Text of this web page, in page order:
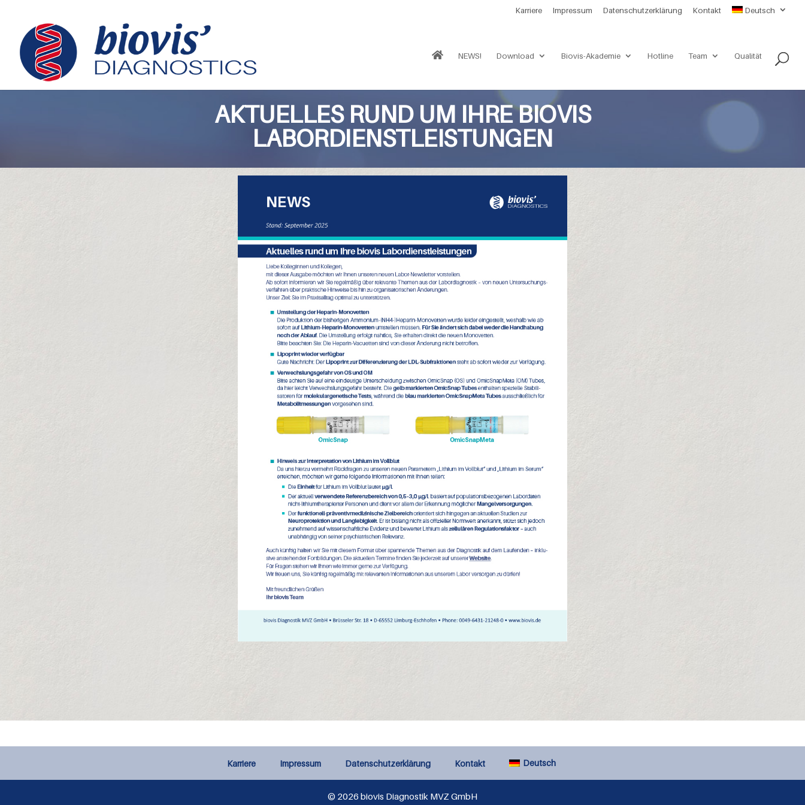
Karriere Impressum Datenschutzerklärung Kontakt Deutsch
NEWS! Download Biovis-Akademie Hotline Team Qualität
AKTUELLES RUND UM IHRE BIOVIS
LABORDIENSTLEISTUNGEN
Karriere Impressum Datenschutzerklärung Kontakt Deutsch
© 2026 biovis Diagnostik MVZ GmbH